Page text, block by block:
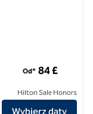
Od* 84 £
Hilton Sale Honors
Wybierz daty